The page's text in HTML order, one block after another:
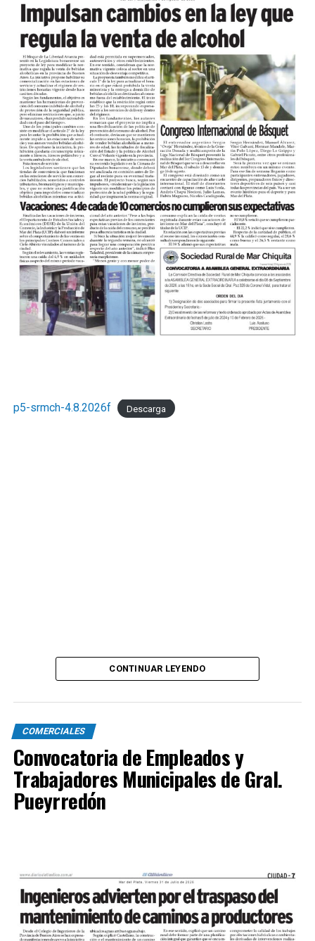
p5-srmch-4.8.2026f Descarga
CONTINUAR LEYENDO
COMERCIALES
Convocatoria de Empleados y
Trabajadores Municipales de Gral.
Pueyrredón